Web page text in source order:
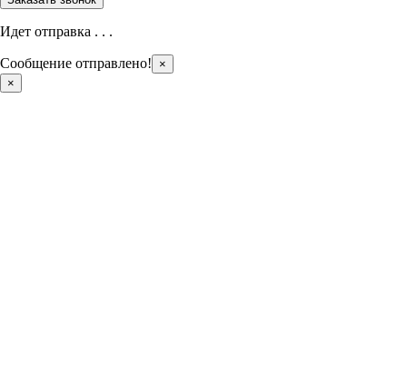
Идет отправка . . .
Сообщение отправлено!
×
×